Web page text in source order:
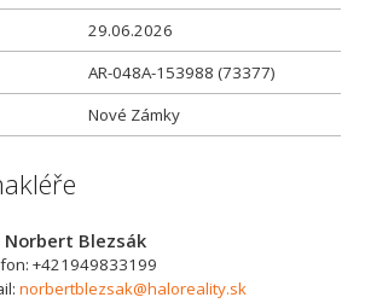
29.06.2026
AR-048A-153988 (73377)
Nové Zámky
Norbert Blezsák
+421949833199
norbertblezsak@haloreality.sk